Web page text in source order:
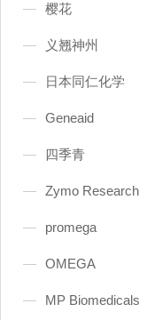
樱花
义翘神州
日本同仁化学
Geneaid
四季青
Zymo Research
promega
OMEGA
MP Biomedicals